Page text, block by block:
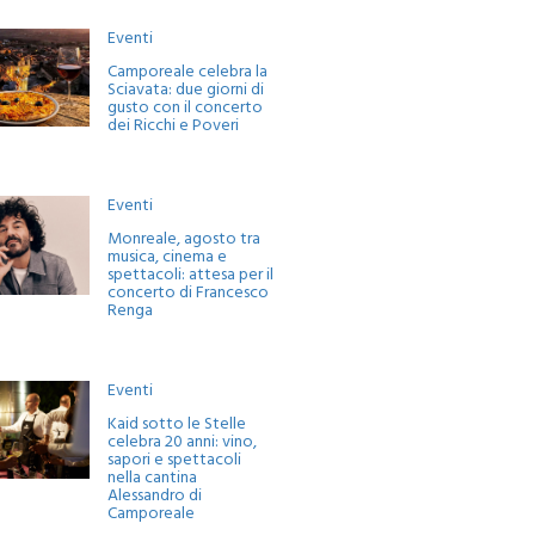
Eventi
Camporeale celebra la
Sciavata: due giorni di
gusto con il concerto
dei Ricchi e Poveri
Eventi
Monreale, agosto tra
musica, cinema e
spettacoli: attesa per il
concerto di Francesco
Renga
Eventi
Kaid sotto le Stelle
celebra 20 anni: vino,
sapori e spettacoli
nella cantina
Alessandro di
Camporeale